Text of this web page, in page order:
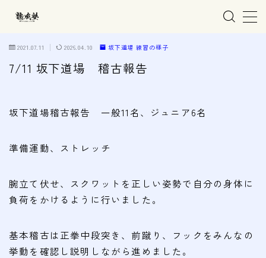
MENU
親子で学ぶ空手
練習会場
名古屋市西区の道場
高蔵寺の道場
2021.07.11 2026.04.10 坂下道場 練習の様子
7/11 坂下道場 稽古報告
坂下道場稽古報告 一般11名、ジュニア6名
準備運動、ストレッチ
腕立て伏せ、スクワットを正しい姿勢で自分の身体に
負荷をかけるように行いました。
基本稽古は正拳中段突き、前蹴り、フックをみんなの
挙動を確認し説明しながら進めました。